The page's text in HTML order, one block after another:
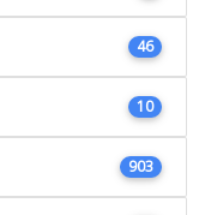
46
10
903